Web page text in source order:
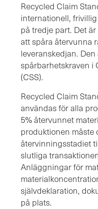
Recycled Claim
internationell,
på tredje part. Det
att spåra återvunna
leveranskedjan.
spårbarhetskraven i
(CSS).
Recycled Claim
användas för alla
5% återvunnet
produktionen måste
återvinningsstadiet
slutliga
Anläggningar för
självdeklaration,
på plats.